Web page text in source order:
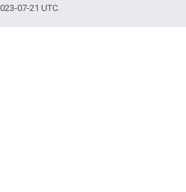
07-21 UTC.